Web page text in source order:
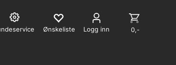
Logg inn 0,-